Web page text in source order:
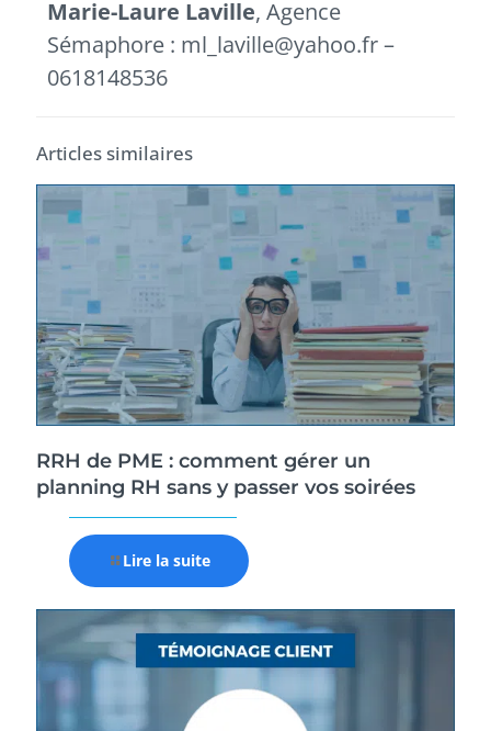
Marie-Laure Laville, Agence
Sémaphore : ml_laville@yahoo.fr –
0618148536
Articles similaires
RRH de PME : comment gérer un
planning RH sans y passer vos soirées
Lire la suite